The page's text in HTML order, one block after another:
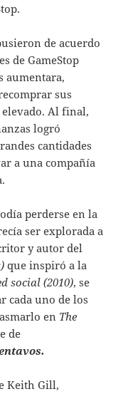
de acuerdo
de GameStop
aumentara,
sus
elevado. Al final,
logró
cantidades
a una compañía
perderse en la
ser explorada a
y autor del
que inspiró a la
social (2010), se
cada uno de los
en The
de
Keith Gill,